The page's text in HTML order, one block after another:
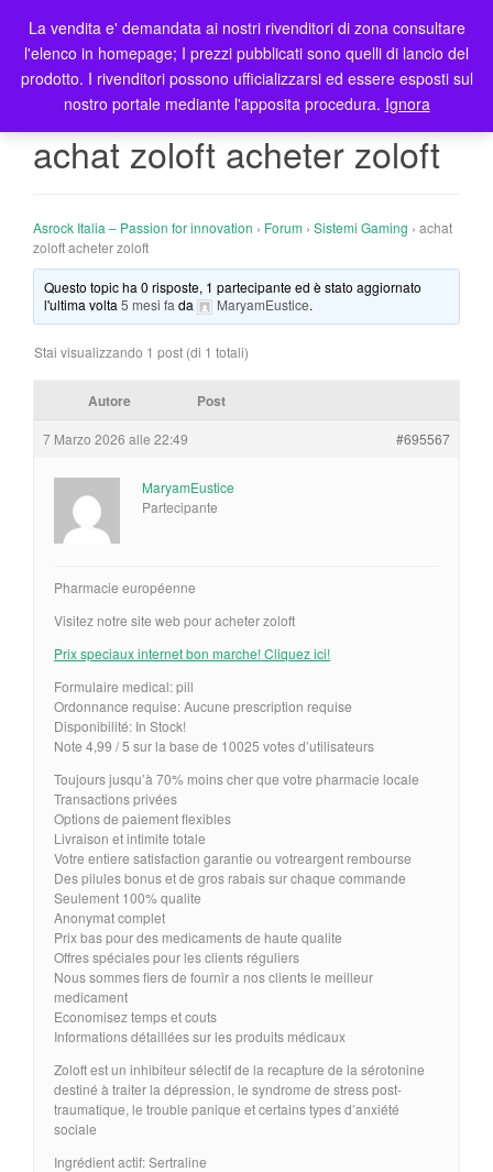
T
o
g
l
v
achat zoloft acheter zoloft
Asrock Italia – Passion for innovation › Forum › Sistemi Gaming › achat
zoloft acheter zoloft
Questo topic ha 0 risposte, 1 partecipante ed è stato aggiornato
l'ultima volta5 mesi fa da MaryamEustice.
Stai visualizzando 1 post (di 1 totali)
Autore Post
7 Marzo 2026 alle 22:49 #695567
MaryamEustice
Partecipante
Pharmacie européenne
Visitez notre site web pour acheter zoloft
Prix speciaux internet bon marche! Cliquez ici!
Formulaire medical: pill
Ordonnance requise: Aucune prescription requise
Disponibilité: In Stock!
Note 4,99 / 5 sur la base de 10025 votes d’utilisateurs
Toujours jusqu’à 70% moins cher que votre pharmacie locale
Transactions privées
Options de paiement flexibles
Livraison et intimite totale
Votre entiere satisfaction garantie ou votreargent rembourse
Des pilules bonus et de gros rabais sur chaque commande
Seulement 100% qualite
Anonymat complet
Prix bas pour des medicaments de haute qualite
Offres spéciales pour les clients réguliers
Nous sommes fiers de fournir a nos clients le meilleur
medicament
Economisez temps et couts
Informations détaillées sur les produits médicaux
Zoloft est un inhibiteur sélectif de la recapture de la sérotonine
destiné à traiter la dépression, le syndrome de stress post-
traumatique, le trouble panique et certains types d’anxiété
sociale
Ingrédient actif: Sertraline
La vendita e' demandata ai nostri rivenditori di zona consultare
l'elenco in homepage; I prezzi pubblicati sono quelli di lancio del
prodotto. I rivenditori possono ufficializzarsi ed essere esposti sul
nostro portale mediante l'apposita procedura. Ignora